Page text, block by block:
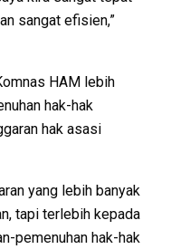
sangat efisien,”
HAM lebih
hak-hak
hak asasi
yang lebih banyak
tapi terlebih kepada
pemenuhan hak-hak